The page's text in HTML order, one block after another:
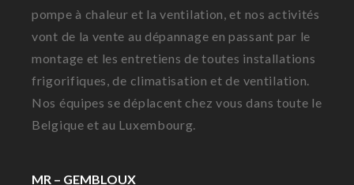
pompe à chaleur et la ventilation, et nos activités
vont de la vente au dépannage en passant par le
montage et les entretiens de toutes installations
frigorifiques, de climatisation et de ventilation.
Nos équipes se déplacent chez vous dans toute le
Belgique et au Luxembourg.
MR – GEMBLOUX